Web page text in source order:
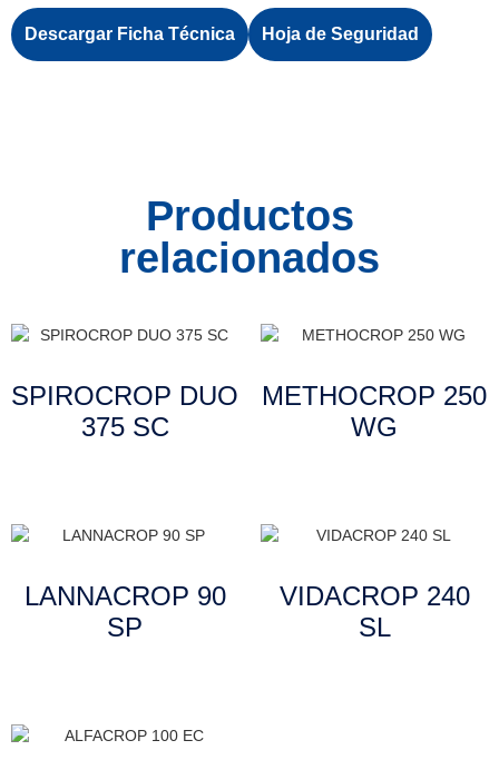
Descargar Ficha Técnica Hoja de Seguridad
Productos
relacionados
SPIROCROP DUO
375 SC
METHOCROP 250
WG
LANNACROP 90
SP
VIDACROP 240
SL